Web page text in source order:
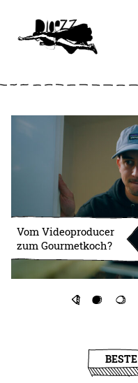
Vom Videoproducer
zum Gourmetkoch?
BESTE